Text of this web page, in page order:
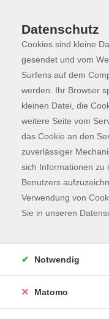
Skip to main content
Programm
Der Kurs konnte
Datenschutz
Cookies sind kleine
gesendet und vom
Surfens auf dem
werden. Ihr Browser
kleinen Datei, die
weitere Seite vom
das Cookie an den
zuverlässiger
sich Informationen zu
Benutzers
Verwendung von
Sie in unseren
Notwendig
Matomo